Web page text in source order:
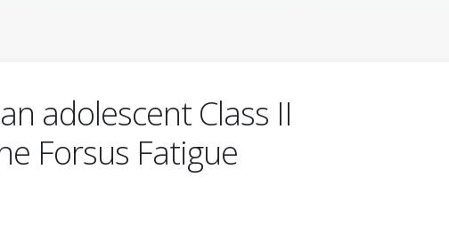
adolescent Class II
Forsus Fatigue